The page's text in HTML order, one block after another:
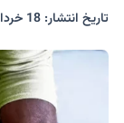
تاریخ انتشار:18 خرداد 1404